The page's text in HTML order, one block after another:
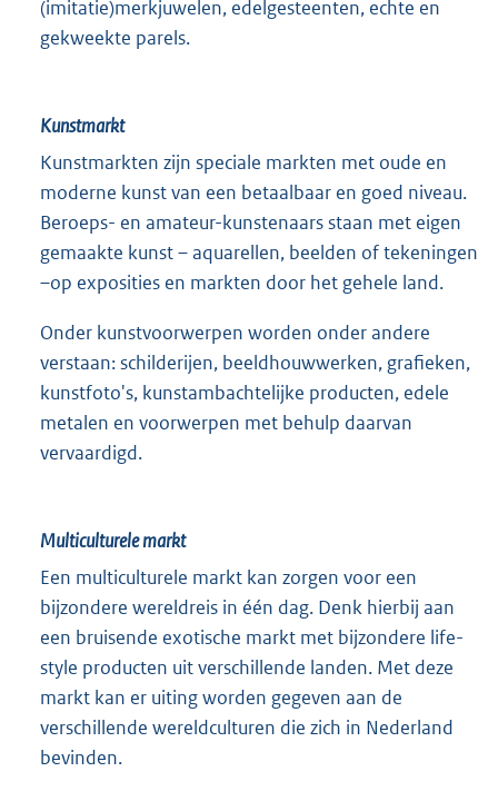
(imitatie)merkjuwelen, edelgesteenten, echte en
gekweekte parels.
Kunstmarkt
Kunstmarkten zijn speciale markten met oude en
moderne kunst van een betaalbaar en goed niveau.
Beroeps- en amateur-kunstenaars staan met eigen
gemaakte kunst – aquarellen, beelden of tekeningen
–op exposities en markten door het gehele land.
Onder kunstvoorwerpen worden onder andere
verstaan: schilderijen, beeldhouwwerken, grafieken,
kunstfoto's, kunstambachtelijke producten, edele
metalen en voorwerpen met behulp daarvan
vervaardigd.
Multiculturele markt
Een multiculturele markt kan zorgen voor een
bijzondere wereldreis in één dag. Denk hierbij aan
een bruisende exotische markt met bijzondere life-
style producten uit verschillende landen. Met deze
markt kan er uiting worden gegeven aan de
verschillende wereldculturen die zich in Nederland
bevinden.